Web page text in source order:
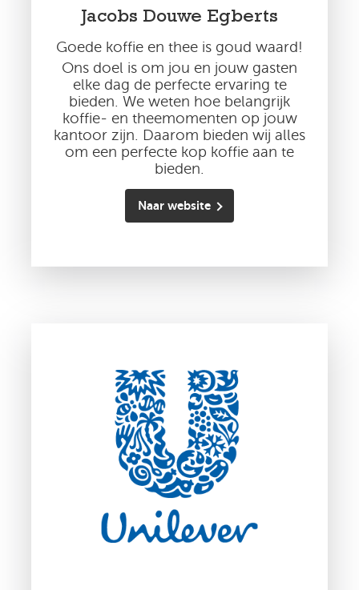
Jacobs Douwe Egberts
Goede koffie en thee is goud waard!
Ons doel is om jou en jouw gasten
elke dag de perfecte ervaring te
bieden. We weten hoe belangrijk
koffie- en theemomenten op jouw
kantoor zijn. Daarom bieden wij alles
om een perfecte kop koffie aan te
bieden.
Naar website